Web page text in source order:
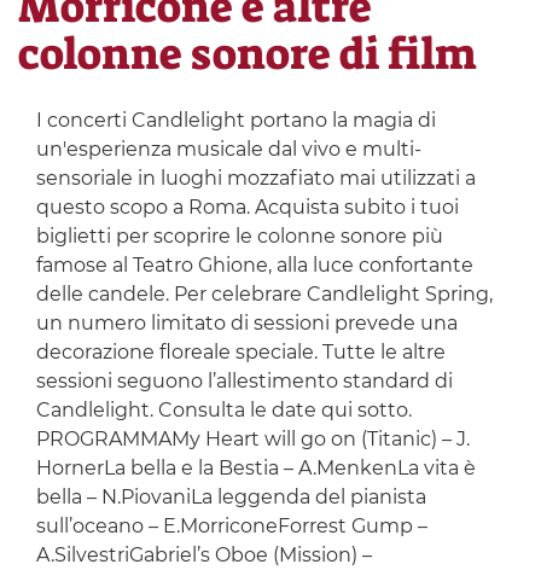
colonne sonore di film
I concerti Candlelight portano la magia di
un'esperienza musicale dal vivo e multi-
sensoriale in luoghi mozzafiato mai utilizzati a
questo scopo a Roma. Acquista subito i tuoi
biglietti per scoprire le colonne sonore più
famose al Teatro Ghione, alla luce confortante
delle candele. Per celebrare Candlelight Spring,
un numero limitato di sessioni prevede una
decorazione floreale speciale. Tutte le altre
sessioni seguono l’allestimento standard di
Candlelight. Consulta le date qui sotto.
PROGRAMMAMy Heart will go on (Titanic) – J.
HornerLa bella e la Bestia – A.MenkenLa vita è
bella – N.PiovaniLa leggenda del pianista
sull’oceano – E.MorriconeForrest Gump –
A.SilvestriGabriel’s Oboe (Mission) –